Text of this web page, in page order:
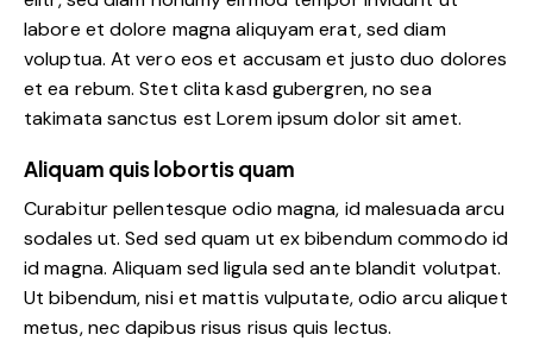
labore et dolore magna aliquyam erat, sed diam
voluptua. At vero eos et accusam et justo duo dolores
et ea rebum. Stet clita kasd gubergren, no sea
takimata sanctus est Lorem ipsum dolor sit amet.
Aliquam quis lobortis quam
Curabitur pellentesque odio magna, id malesuada arcu
sodales ut. Sed sed quam ut ex bibendum commodo id
id magna. Aliquam sed ligula sed ante blandit volutpat.
Ut bibendum, nisi et mattis vulputate, odio arcu aliquet
metus, nec dapibus risus risus quis lectus.